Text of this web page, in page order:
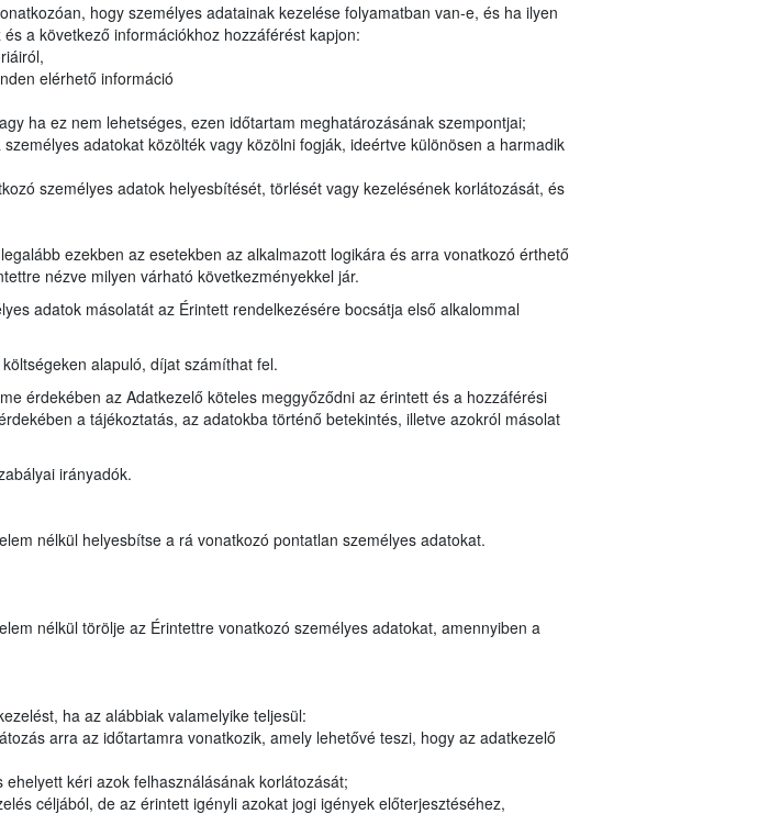
hogy személyes adatainak kezelése folyamatban van-e, és ha ilyen
a következő információkhoz hozzáférést kapjon:
elérhető információ
ha ez nem lehetséges, ezen időtartam meghatározásának szempontjai;
adatokat közölték vagy közölni fogják, ideértve különösen a harmadik
személyes adatok helyesbítését, törlését vagy kezelésének korlátozását, és
ezekben az esetekben az alkalmazott logikára és arra vonatkozó érthető
nézve milyen várható következményekkel jár.
adatok másolatát az Érintett rendelkezésére bocsátja első alkalommal
alapuló, díjat számíthat fel.
érdekében az Adatkezelő köteles meggyőződni az érintett és a hozzáférési
a tájékoztatás, az adatokba történő betekintés, illetve azokról másolat
irányadók.
nélkül helyesbítse a rá vonatkozó pontatlan személyes adatokat.
nélkül törölje az Érintettre vonatkozó személyes adatokat, amennyiben a
ha az alábbiak valamelyike teljesül:
arra az időtartamra vonatkozik, amely lehetővé teszi, hogy az adatkezelő
kéri azok felhasználásának korlátozását;
céljából, de az érintett igényli azokat jogi igények előterjesztéséhez,